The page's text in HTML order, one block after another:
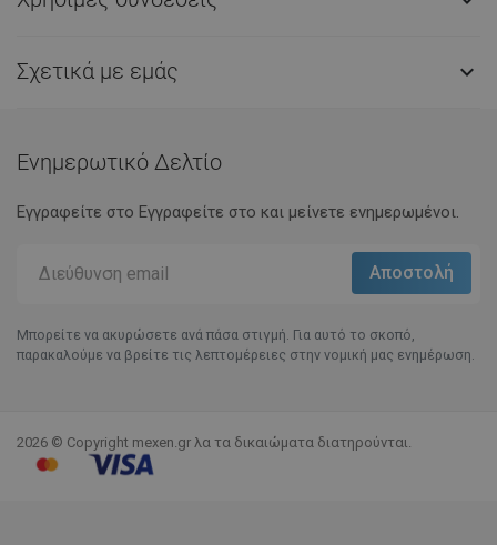
Σχετικά με εμάς 
Ενημερωτικό Δελτίο
Εγγραφείτε στο Eγγραφείτε στο και μείνετε ενημερωμένοι.
Μπορείτε να ακυρώσετε ανά πάσα στιγμή. Για αυτό το σκοπό,
παρακαλούμε να βρείτε τις λεπτομέρειες στην νομική μας ενημέρωση.
2026 © Copyright mexen.gr λα τα δικαιώματα διατηρούνται.